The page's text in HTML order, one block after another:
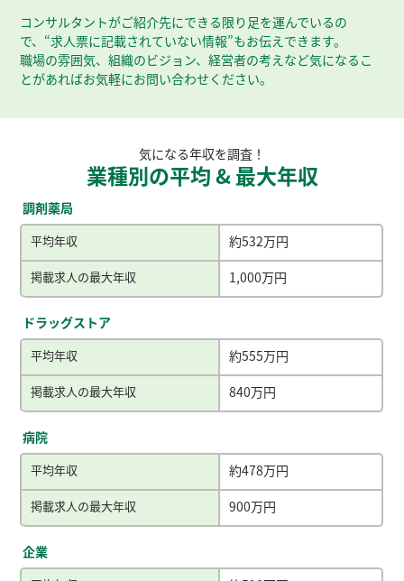
コンサルタントがご紹介先にできる限り足を運んでいるの
で、 “求人票に記載されていない情報”もお伝えできます。
職場の雰囲気、組織のビジョン、経営者の考えなど気になるこ
とがあればお気軽にお問い合わせください。
気になる年収を調査！
業種別の平均 & 最大年収
調剤薬局
平均年収 約532万円
掲載求人の最大年収 1,000万円
ドラッグストア
平均年収 約555万円
掲載求人の最大年収 840万円
病院
平均年収 約478万円
掲載求人の最大年収 900万円
企業